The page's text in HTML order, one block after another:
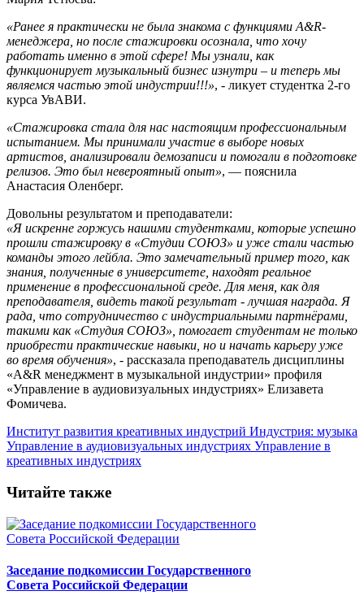
«Ранее я практически не была знакома с функциями A&R-
менеджера, но после стажировки осознала, что хочу
работать именно в этой сфере! Мы узнали, как
функционирует музыкальный бизнес изнутри – и теперь мы
являемся частью этой индустрии!!!», - ликует студентка 2-го
курса УвАВИ.
«Стажировка стала для нас настоящим профессиональным
испытанием. Мы принимали участие в выборе новых
артистов, анализировали демозаписи и помогали в подготовке
релизов. Это был невероятный опыт», — пояснила
Анастасия Оленберг.
Довольны результатом и преподаватели:
«Я искренне горжусь нашими студентками, которые успешно
прошли стажировку в «Студии СОЮЗ» и уже стали частью
команды этого лейбла. Это замечательный пример того, как
знания, полученные в университете, находят реальное
применение в профессиональной среде. Для меня, как для
преподавателя, видеть такой результат - лучшая награда. Я
рада, что сотрудничество с индустриальными партнёрами,
такими как «Студия СОЮЗ», помогает студентам не только
приобрести практические навыки, но и начать карьеру уже
во время обучения», - рассказала преподаватель дисциплины
«A&R менеджмент в музыкальной индустрии» профиля
«Управление в аудиовизуальных индустриях» Елизавета
Фомичева.
Институт развития креативных индустрий Индустрия: музыка
Управление в аудиовизуальных индустриях Управление в
креативных индустриях
Читайте также
Заседание подкомиссии Государственного
Совета Российской Федерации